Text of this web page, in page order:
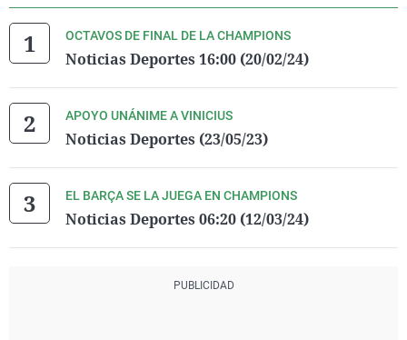
OCTAVOS DE FINAL DE LA CHAMPIONS
Noticias Deportes 16:00 (20/02/24)
APOYO UNÁNIME A VINICIUS
Noticias Deportes (23/05/23)
EL BARÇA SE LA JUEGA EN CHAMPIONS
Noticias Deportes 06:20 (12/03/24)